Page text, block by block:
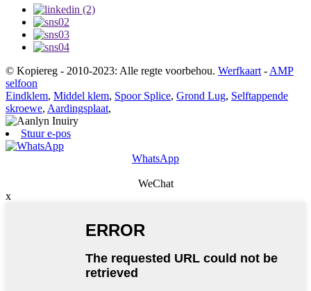
© Kopiereg - 2010-2023: Alle regte voorbehou. Werfkaart-AMP
selfoon
Eindklem, Middel klem, Spoor Splice, Grond Lug, Selftappende
skroewe, Aardingsplaat,
Stuur e-pos
WhatsApp
WeChat
x